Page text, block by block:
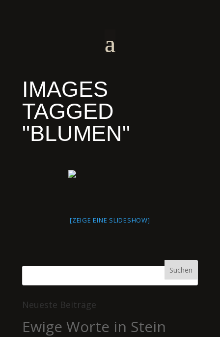
IMAGES
TAGGED
"BLUMEN"
[ZEIGE EINE SLIDESHOW]
Neueste Beiträge
Ewige Worte in Stein